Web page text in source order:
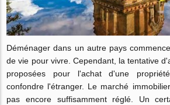
Déménager dans un autre pays
de vie pour vivre. Cependant, la tentative
proposées pour l'achat d'une
confondre l'étranger. Le marché
pas encore suffisamment réglé. Un